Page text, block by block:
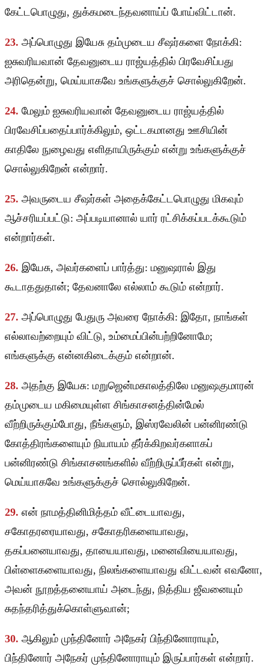
கேட்டபொழுது, துக்கமடைந்தவனாய்ப் போய்விட்டான்.
23. அப்பொழுது இயேசு தம்முடைய சீஷர்களை நோக்கி:
ஐசுவரியவான் தேவனுடைய ராஜ்யத்தில் பிரவேசிப்பது
அரிதென்று, மெய்யாகவே உங்களுக்குச் சொல்லுகிறேன்.
24. மேலும் ஐசுவரியவான் தேவனுடைய ராஜ்யத்தில்
பிரவேசிப்பதைப்பார்க்கிலும், ஒட்டகமானது ஊசியின்
காதிலே நுழைவது எளிதாயிருக்கும் என்று உங்களுக்குச்
சொல்லுகிறேன் என்றார்.
25. அவருடைய சீஷர்கள் அதைக்கேட்டபொழுது மிகவும்
ஆச்சரியப்பட்டு: அப்படியானால் யார் ரட்சிக்கப்படக்கூடும்
என்றார்கள்.
26. இயேசு, அவர்களைப் பார்த்து: மனுஷரால் இது
கூடாததுதான்; தேவனாலே எல்லாம் கூடும் என்றார்.
27. அப்பொழுது பேதுரு அவரை நோக்கி: இதோ, நாங்கள்
எல்லாவற்றையும் விட்டு, உம்மைப்பின்பற்றினோமே;
எங்களுக்கு என்னகிடைக்கும் என்றான்.
28. அதற்கு இயேசு: மறுஜென்மகாலத்திலே மனுஷகுமாரன்
தம்முடைய மகிமையுள்ள சிங்காசனத்தின்மேல்
வீற்றிருக்கும்போது, நீங்களும், இஸ்ரவேலின் பன்னிரண்டு
கோத்திரங்களையும் நியாயம் தீர்க்கிறவர்களாகப்
பன்னிரண்டு சிங்காசனங்களில் வீற்றிருப்பீர்கள் என்று,
மெய்யாகவே உங்களுக்குச் சொல்லுகிறேன்.
29. என் நாமத்தினிமித்தம் வீட்டையாவது,
சகோதரரையாவது, சகோதரிகளையாவது,
தகப்பனையாவது, தாயையாவது, மனைவியையாவது,
பிள்ளைகளையாவது, நிலங்களையாவது விட்டவன் எவனோ,
அவன் நூறத்தனையாய் அடைந்து, நித்திய ஜீவனையும்
சுதந்தரித்துக்கொள்ளுவான்;
30. ஆகிலும் முந்தினோர் அநேகர் பிந்தினோராயும்,
பிந்தினோர் அநேகர் முந்தினோராயும் இருப்பார்கள் என்றார்.